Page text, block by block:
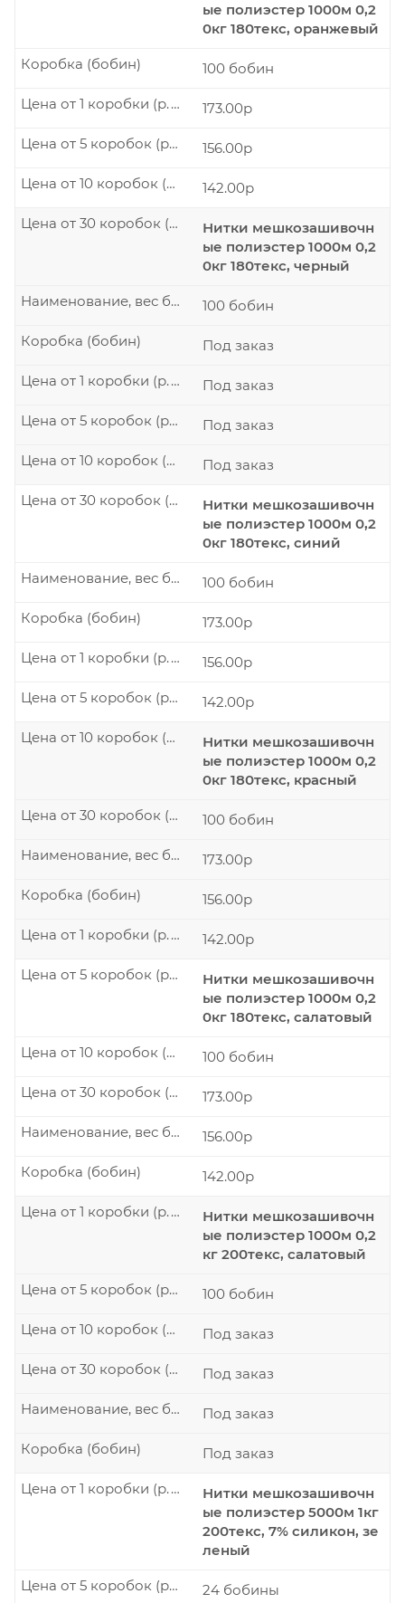
ые полиэстер 1000м 0,2
0кг 180текс, оранжевый
100 бобин
Коробка (бобин)
173.00р
Цена от 1 коробки (р./шт.)
156.00р
Цена от 5 коробок (р./шт.)
142.00р
Цена от 10 коробок (р./шт.)
Нитки мешкозашивочн
ые полиэстер 1000м 0,2
0кг 180текс, черный
Цена от 30 коробок (р./шт.)
100 бобин
Наименование, вес бобины
Под заказ
Коробка (бобин)
Под заказ
Цена от 1 коробки (р./шт.)
Под заказ
Цена от 5 коробок (р./шт.)
Под заказ
Цена от 10 коробок (р./шт.)
Нитки мешкозашивочн
ые полиэстер 1000м 0,2
0кг 180текс, синий
Цена от 30 коробок (р./шт.)
100 бобин
Наименование, вес бобины
173.00р
Коробка (бобин)
156.00р
Цена от 1 коробки (р./шт.)
142.00р
Цена от 5 коробок (р./шт.)
Нитки мешкозашивочн
ые полиэстер 1000м 0,2
0кг 180текс, красный
Цена от 10 коробок (р./шт.)
100 бобин
Цена от 30 коробок (р./шт.)
173.00р
Наименование, вес бобины
156.00р
Коробка (бобин)
142.00р
Цена от 1 коробки (р./шт.)
Нитки мешкозашивочн
ые полиэстер 1000м 0,2
0кг 180текс, салатовый
Цена от 5 коробок (р./шт.)
100 бобин
Цена от 10 коробок (р./шт.)
173.00р
Цена от 30 коробок (р./шт.)
156.00р
Наименование, вес бобины
142.00р
Коробка (бобин)
Нитки мешкозашивочн
ые полиэстер 1000м 0,2
кг 200текс, салатовый
Цена от 1 коробки (р./шт.)
100 бобин
Цена от 5 коробок (р./шт.)
Под заказ
Цена от 10 коробок (р./шт.)
Под заказ
Цена от 30 коробок (р./шт.)
Под заказ
Наименование, вес бобины
Под заказ
Коробка (бобин)
Нитки мешкозашивочн
ые полиэстер 5000м 1кг
200текс, 7% силикон, зе
леный
Цена от 1 коробки (р./шт.)
24 бобины
Цена от 5 коробок (р./шт.)